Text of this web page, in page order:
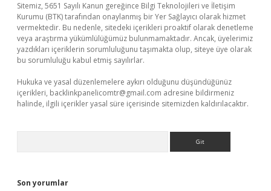
Sitemiz, 5651 Sayılı Kanun gereğince Bilgi Teknolojileri ve İletişim
Kurumu (BTK) tarafından onaylanmış bir Yer Sağlayıcı olarak hizmet
vermektedir. Bu nedenle, sitedeki içerikleri proaktif olarak denetleme
veya araştırma yükümlülüğümüz bulunmamaktadır. Ancak, üyelerimiz
yazdıkları içeriklerin sorumluluğunu taşımakta olup, siteye üye olarak
bu sorumluluğu kabul etmiş sayılırlar.
Hukuka ve yasal düzenlemelere aykırı olduğunu düşündüğünüz
içerikleri, backlinkpanelicomtr@gmail.com adresine bildirmeniz
halinde, ilgili içerikler yasal süre içerisinde sitemizden kaldırılacaktır.
Son yorumlar